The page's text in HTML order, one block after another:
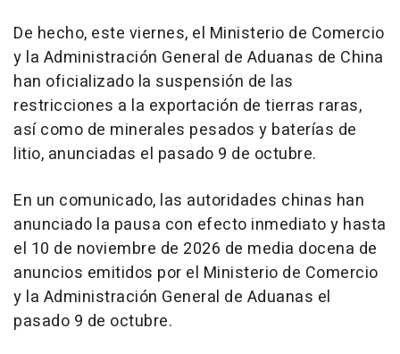
De hecho, este viernes, el Ministerio de Comercio
y la Administración General de Aduanas de China
han oficializado la suspensión de las
restricciones a la exportación de tierras raras,
así como de minerales pesados y baterías de
litio, anunciadas el pasado 9 de octubre.
En un comunicado, las autoridades chinas han
anunciado la pausa con efecto inmediato y hasta
el 10 de noviembre de 2026 de media docena de
anuncios emitidos por el Ministerio de Comercio
y la Administración General de Aduanas el
pasado 9 de octubre.